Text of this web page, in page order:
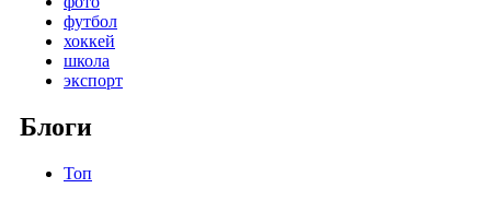
футбол
хоккей
школа
экспорт
Блоги
Топ